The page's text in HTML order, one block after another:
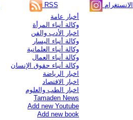
RSS الانستغرام
أخبار عامة
وكالة أنباء المرأة
اخبار الأدب والفن
وكالة أنباء اليسار
وكالة أنباء العلمانية
وكالة أنباء العمال
وكالة أنباء حقوق الإنسان
اخبار الرياضة
اخبار الاقتصاد
اخبار الطب والعلوم
Tamaden News
Add new Youtube
Add new book